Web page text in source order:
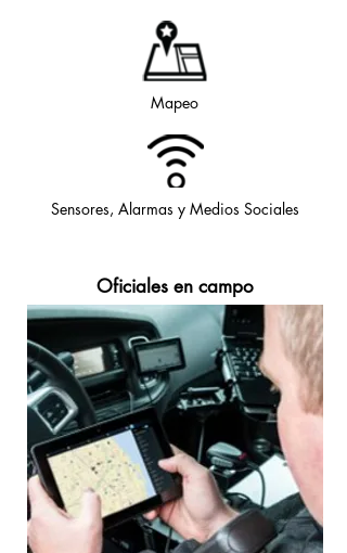
Mapeo
Sensores, Alarmas y Medios Sociales
Oficiales en campo